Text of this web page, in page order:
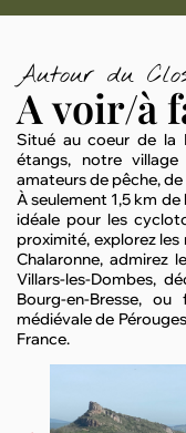
Autour du
A voir/à
Situé au coeur de la
étangs, notre
amateurs de pêche,
À seulement 1,5 km de
idéale pour les
proximité, explorez
Chalaronne, admirez
Villars-les-Dombes,
Bourg-en-Bresse,
médiévale de
France.